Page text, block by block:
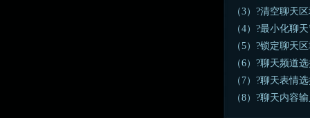
（3）?清空聊天
（4）?最小化聊
（5）?锁定聊天
（6）?聊天频道
（7）?聊天表情
（8）?聊天内容